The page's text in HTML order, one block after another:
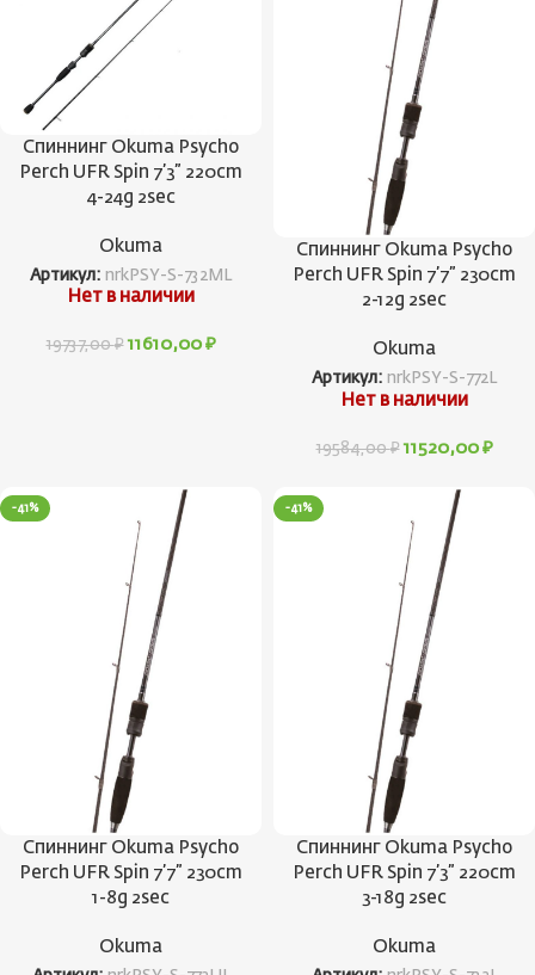
Спиннинг Okuma Psycho
Perch UFR Spin 7’3” 220cm
4-24g 2sec
Okuma
Артикул: nrkPSY-S-732ML
Нет в наличии
19737,00₽ 11610,00 ₽
Спиннинг Okuma Psycho
Perch UFR Spin 7’7” 230cm
2-12g 2sec
Okuma
Артикул: nrkPSY-S-772L
Нет в наличии
19584,00₽ 11520,00 ₽
-41%
Спиннинг Okuma Psycho
Perch UFR Spin 7’7” 230cm
1-8g 2sec
Okuma
-41%
Спиннинг Okuma Psycho
Perch UFR Spin 7’3” 220cm
3-18g 2sec
Okuma